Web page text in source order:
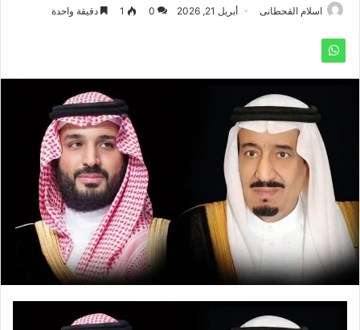
اسلام القحطانى أبريل 21, 2026 0
1 دقيقة واحدة